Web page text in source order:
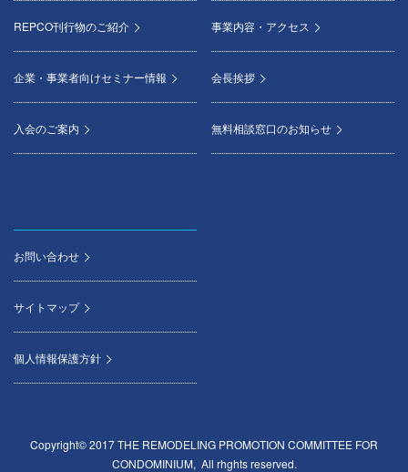
REPCO刊行物のご紹介
企業・事業者向けセミナー情報
入会のご案内
事業内容・アクセス
会長挨拶
無料相談窓口のお知らせ
お問い合わせ
サイトマップ
個人情報保護方針
Copyright© 2017 THE REMODELING PROMOTION COMMITTEE FOR
CONDOMINIUM, All rhghts reserved.